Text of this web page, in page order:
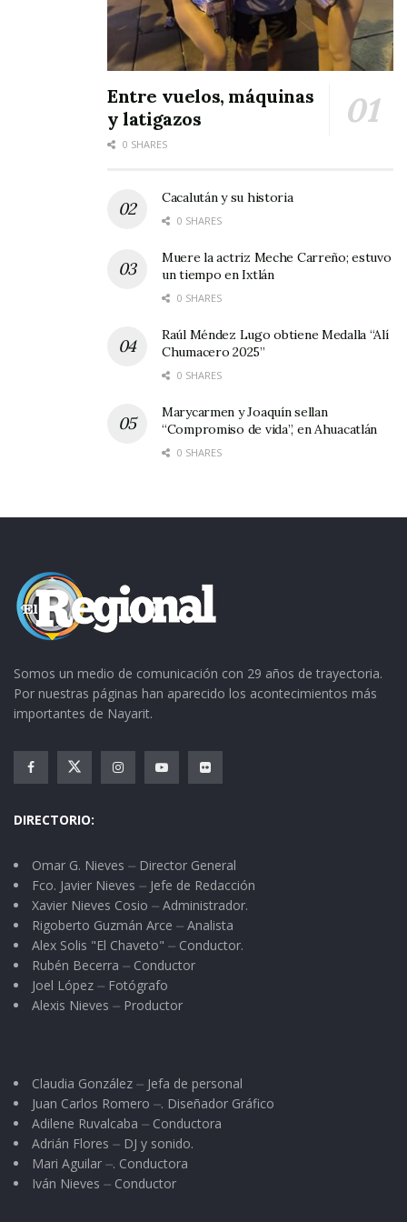
“Agradezco el apoyo incondicional de nuestro
gobernador Roberto Sandoval por su
incondicional apoyo con este tipo de obras e
incansable gestión ante el presidente Enrique
Peña Nieto”, puntualizó el presidente municipal
Mario Villarreal.
Entre vuelos, máquinas
y latigazos
0 SHARES
Cacalután y su historia
0 SHARES
Muere la actriz Meche Carreño; estuvo
un tiempo en Ixtlán
0 SHARES
Raúl Méndez Lugo obtiene Medalla “Alí
Chumacero 2025”
0 SHARES
Marycarmen y Joaquín sellan
“Compromiso de vida”, en Ahuacatlán
0 SHARES
Somos un medio de comunicación con 29 años de trayectoria.
Por nuestras páginas han aparecido los acontecimientos más
importantes de Nayarit.
DIRECTORIO:
Omar G. Nieves ⏤ Director General
Fco. Javier Nieves ⏤ Jefe de Redacción
Xavier Nieves Cosio ⏤ Administrador.
Rigoberto Guzmán Arce ⏤ Analista
Alex Solis "El Chaveto" ⏤ Conductor.
Rubén Becerra ⏤ Conductor
Joel López ⏤ Fotógrafo
Alexis Nieves ⏤ Productor
Claudia González ⏤ Jefa de personal
Juan Carlos Romero ⏤. Diseñador Gráfico
Adilene Ruvalcaba ⏤ Conductora
Adrián Flores ⏤ DJ y sonido.
Mari Aguilar ⏤. Conductora
Iván Nieves ⏤ Conductor